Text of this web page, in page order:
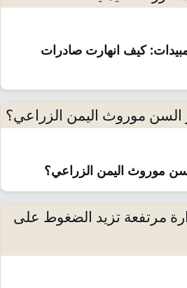
كيف انهارت صادرات
موروث اليمن الزراعي؟